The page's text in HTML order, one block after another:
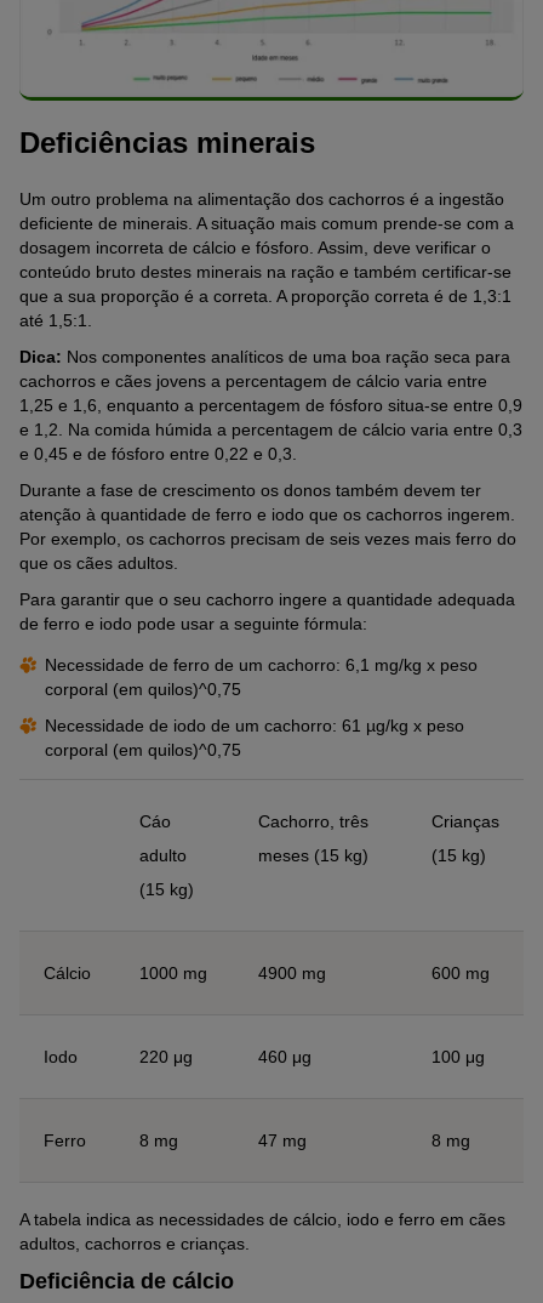
Deficiências minerais
Um outro problema na alimentação dos cachorros é a ingestão
deficiente de minerais. A situação mais comum prende-se com a
dosagem incorreta de cálcio e fósforo. Assim, deve verificar o
conteúdo bruto destes minerais na ração e também certificar-se
que a sua proporção é a correta. A proporção correta é de 1,3:1
até 1,5:1.
Dica: Nos componentes analíticos de uma boa ração seca para
cachorros e cães jovens a percentagem de cálcio varia entre
1,25 e 1,6, enquanto a percentagem de fósforo situa-se entre 0,9
e 1,2. Na comida húmida a percentagem de cálcio varia entre 0,3
e 0,45 e de fósforo entre 0,22 e 0,3.
Durante a fase de crescimento os donos também devem ter
atenção à quantidade de ferro e iodo que os cachorros ingerem.
Por exemplo, os cachorros precisam de seis vezes mais ferro do
que os cães adultos.
Para garantir que o seu cachorro ingere a quantidade adequada
de ferro e iodo pode usar a seguinte fórmula:
Necessidade de ferro de um cachorro: 6,1 mg/kg x peso
corporal (em quilos)^0,75
Necessidade de iodo de um cachorro: 61 µg/kg x peso
corporal (em quilos)^0,75
Cáo
adulto
(15 kg)
Cachorro, três
meses (15 kg)
Crianças
(15 kg)
Cálcio 1000 mg 4900 mg 600 mg
Iodo 220 μg 460 μg 100 μg
Ferro 8 mg 47 mg 8 mg
A tabela indica as necessidades de cálcio, iodo e ferro em cães
adultos, cachorros e crianças.
Deficiência de cálcio